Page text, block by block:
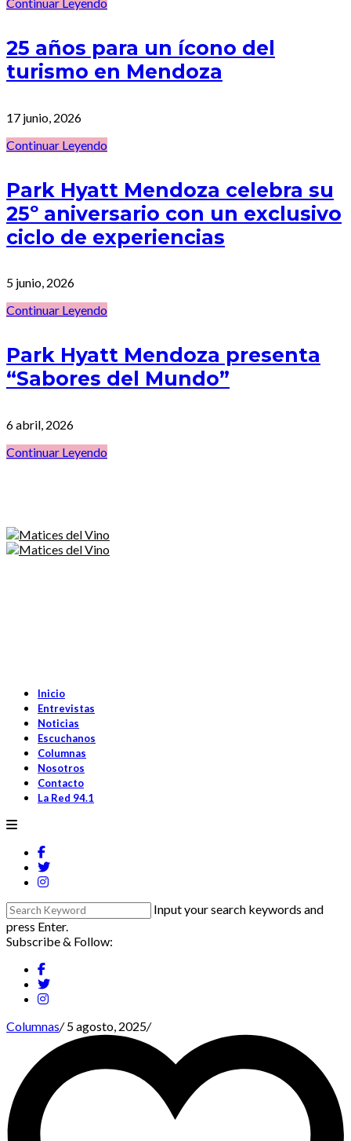
25 años para un ícono del
turismo en Mendoza
17 junio, 2026
Continuar Leyendo
Park Hyatt Mendoza celebra su
25º aniversario con un exclusivo
ciclo de experiencias
5 junio, 2026
Continuar Leyendo
Park Hyatt Mendoza presenta
“Sabores del Mundo”
6 abril, 2026
Continuar Leyendo
Inicio
Entrevistas
Noticias
Escuchanos
Columnas
Nosotros
Contacto
La Red 94.1
Input your search keywords and
press Enter.
Subscribe & Follow:
Columnas/5 agosto, 2025/